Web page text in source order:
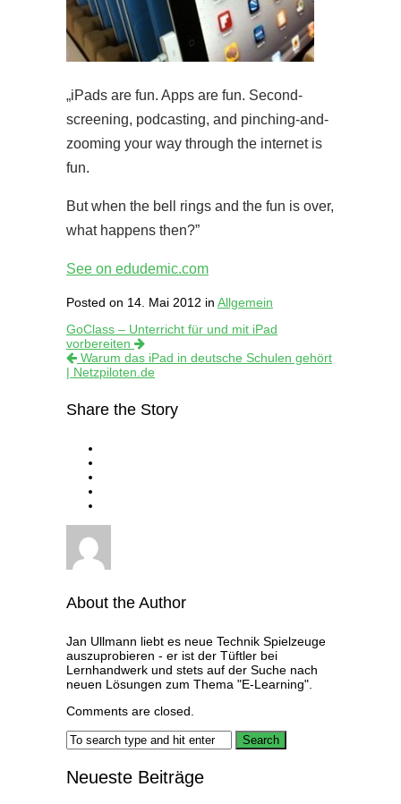
„iPads are fun. Apps are fun. Second-
screening, podcasting, and pinching-and-
zooming your way through the internet is
fun.
But when the bell rings and the fun is over,
what happens then?”
See on edudemic.com
Posted on 14. Mai 2012 in Allgemein
GoClass – Unterricht für und mit iPad
vorbereiten
Warum das iPad in deutsche Schulen gehört
| Netzpiloten.de
Share the Story
About the Author
Jan Ullmann liebt es neue Technik Spielzeuge
auszuprobieren - er ist der Tüftler bei
Lernhandwerk und stets auf der Suche nach
neuen Lösungen zum Thema "E-Learning".
Comments are closed.
Neueste Beiträge